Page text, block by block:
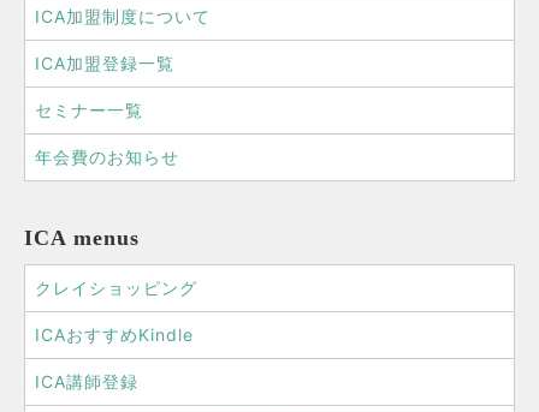
ICA加盟制度について
ICA加盟登録一覧
セミナー一覧
年会費のお知らせ
ICA menus
クレイショッピング
ICAおすすめKindle
ICA講師登録